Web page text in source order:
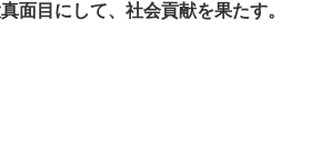
面目にして、社会貢献を果たす。